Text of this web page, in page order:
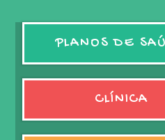
PLANOS DE
CLÍNICA